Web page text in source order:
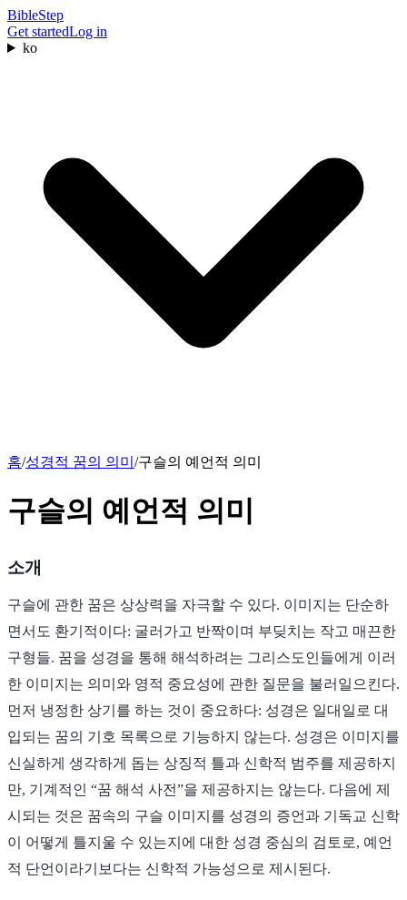
BibleStep
Get startedLog in
ko
홈/성경적 꿈의 의미 /구슬의 예언적 의미
구슬의 예언적 의미
소개
구슬에 관한 꿈은 상상력을 자극할 수 있다. 이미지는 단순하
면서도 환기적이다: 굴러가고 반짝이며 부딪치는 작고 매끈한
구형들. 꿈을 성경을 통해 해석하려는 그리스도인들에게 이러
한 이미지는 의미와 영적 중요성에 관한 질문을 불러일으킨다.
먼저 냉정한 상기를 하는 것이 중요하다: 성경은 일대일로 대
입되는 꿈의 기호 목록으로 기능하지 않는다. 성경은 이미지를
신실하게 생각하게 돕는 상징적 틀과 신학적 범주를 제공하지
만, 기계적인 “꿈 해석 사전”을 제공하지는 않는다. 다음에 제
시되는 것은 꿈속의 구슬 이미지를 성경의 증언과 기독교 신학
이 어떻게 틀지울 수 있는지에 대한 성경 중심의 검토로, 예언
적 단언이라기보다는 신학적 가능성으로 제시된다.